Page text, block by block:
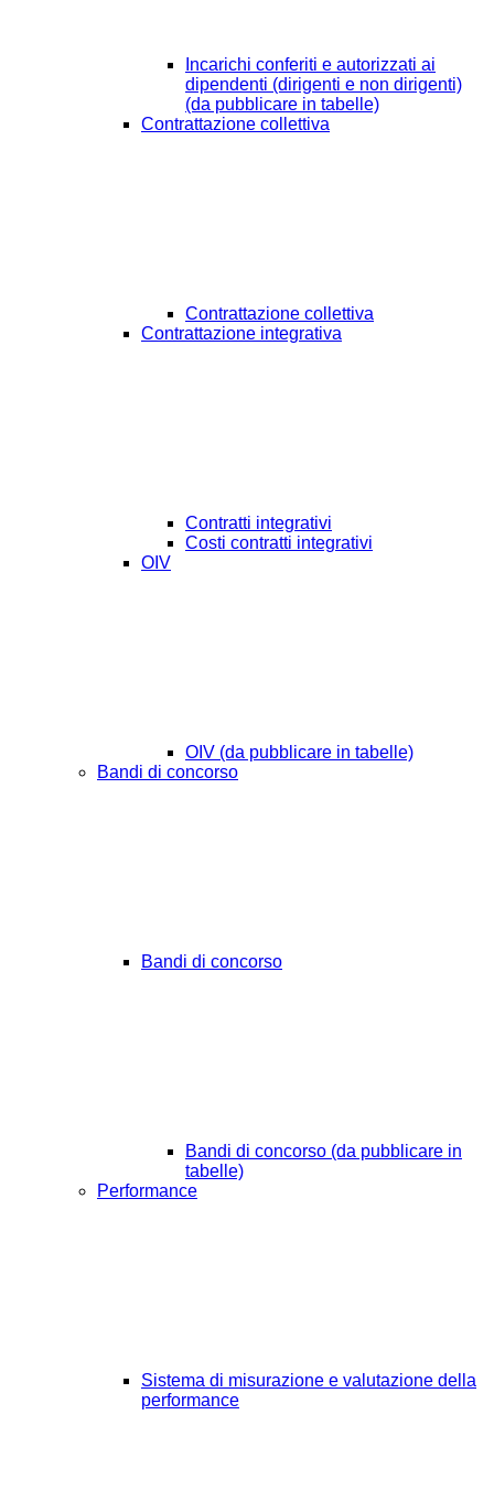
Incarichi conferiti e autorizzati ai
dipendenti (dirigenti e non dirigenti)
(da pubblicare in tabelle)
Contrattazione collettiva
Contrattazione collettiva
Contrattazione integrativa
Contratti integrativi
Costi contratti integrativi
OIV
OIV (da pubblicare in tabelle)
Bandi di concorso
Bandi di concorso
Bandi di concorso (da pubblicare in
tabelle)
Performance
Sistema di misurazione e valutazione della
performance